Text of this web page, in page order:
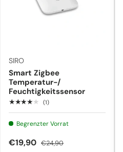
SIRO
Smart Zigbee
Temperatur-/
Feuchtigkeitssensor
★★★★★ (1)
Begrenzter Vorrat
€19,90 €24,90